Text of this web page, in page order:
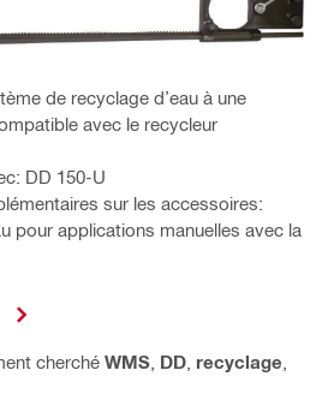
de recyclage d’eau à une
avec le recycleur
DD 150-U
sur les accessoires:
pour applications manuelles avec la
cherché WMS DD recyclage